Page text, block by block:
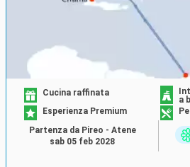
Cucina raffinata
a
Esperienza Premium
Partenza da Pireo - Atene
sab 05 feb 2028